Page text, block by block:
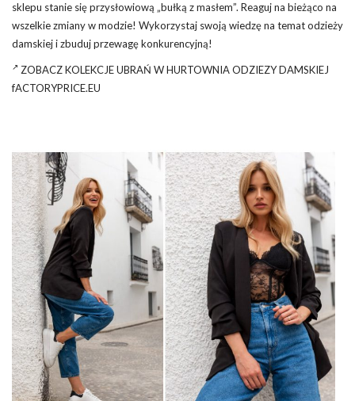
sklepu stanie się przysłowiową „bułką z masłem”. Reaguj na bieżąco na
wszelkie zmiany w modzie! Wykorzystaj swoją wiedzę na temat odzieży
damskiej i zbuduj przewagę konkurencyjną!
ZOBACZ KOLEKCJE UBRAŃ W HURTOWNIA ODZIEZY DAMSKIEJ
fACTORYPRICE.EU